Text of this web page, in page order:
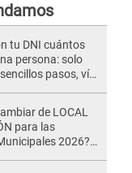
tu DNI cuántos
persona: solo
pasos, vía
de LOCAL
para las
2026?